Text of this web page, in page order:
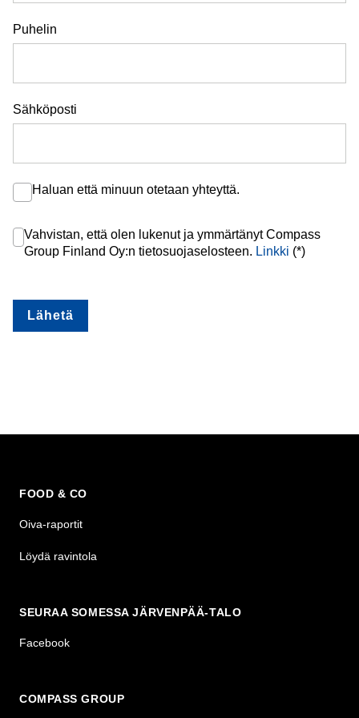
Puhelin
Sähköposti
Haluan että minuun otetaan yhteyttä.
Vahvistan, että olen lukenut ja ymmärtänyt Compass
Group Finland Oy:n tietosuojaselosteen. Linkki (*)
Lähetä
FOOD & CO
Oiva-raportit
Löydä ravintola
SEURAA SOMESSA JÄRVENPÄÄ-TALO
Facebook
COMPASS GROUP